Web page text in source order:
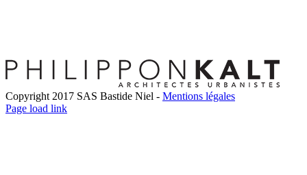
Copyright 2017 SAS Bastide Niel - Mentions légales
Facebook
Twitter
LinkedIn
Instagram
Pinterest
Page load link